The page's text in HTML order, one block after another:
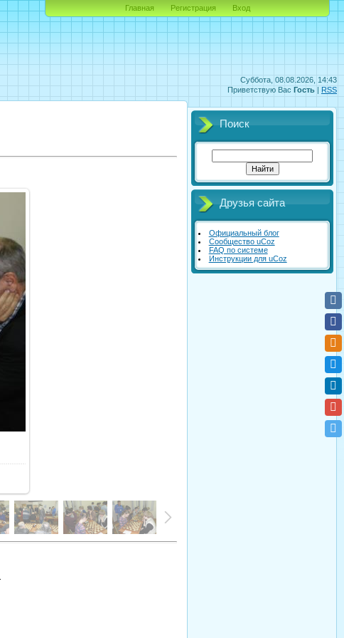
Суббота, 08.08.2026, 14:43
Приветствую Вас Гость | RSS
Главная Регистрация Вход
Поиск
Друзья сайта
Официальный блог
Сообщество uCoz
FAQ по системе
Инструкции для uCoz